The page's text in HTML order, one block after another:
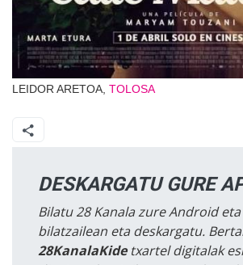
LEIDOR ARETOA, TOLOSA
DESKARGATU GURE
Bilatu 28 Kanala zure Android
bilatzailean eta deskargatu.
28KanalaKidetxartel digitalak